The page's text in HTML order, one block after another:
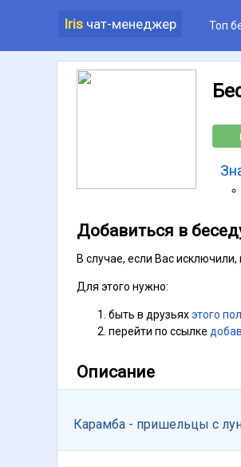
Iris чат-менеджер Топ
Добавиться в
В случае, если Вас
Для этого нужно:
быть в друзьяхэтого
перейти по ссылке
Описание
Карамба - пришельцы с